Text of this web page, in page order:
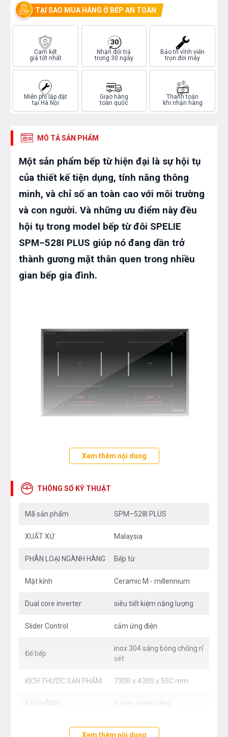
TẠI SAO MUA HÀNG Ở BẾP AN TOÀN
Cam kết
giá tốt nhất
Nhận đổi trả
trong 30 ngày
Bảo trì vĩnh viễn
trọn đời máy
Miễn phí lắp đặt
tại Hà Nội
Giao hàng
toàn quốc
Thanh toán
khi nhận hàng
MÔ TẢ SẢN PHẨM
Một sản phẩm bếp từ hiện đại là sự hội tụ
của thiết kế tiện dụng, tính năng thông
minh, và chỉ số an toàn cao với môi trường
và con người. Và những ưu điểm này đều
hội tụ trong model bếp từ đôi SPELIE
SPM–528I PLUS giúp nó đang dần trở
thành gương mặt thân quen trong nhiều
gian bếp gia đình.
Đặc tính bếp từ đôi Spelier SPM–528I
PLUS
Đế bếp làm bằng inox 304 sáng bóng chống rỉ sét
Mặt kính“Ceramic” M – millennium
xảo, bo viền nhôm cao cấp
“Dual core inverter”
Hệ thống điều khiển
“Slider Control”cảm ứng
Hai bảng điều khiển riêng biệt
04 chế độ nấu riêng biệt: đun nước sôi, rã đông,
Xem thêm nội dung
THÔNG SỐ KỸ THUẬT
Mã sản phẩm SPM–528I PLUS
XUẤT XỨ Malaysia
PHÂN LOẠI NGÀNH HÀNG Bếp từ
Mặt kính Ceramic M - millennium
Dual core inverter siêu tiết kiệm năng lượng
Slider Control cảm ứng điện
Đế bếp
inox 304 sáng bóng chống rỉ
sét
KÍCH THƯỚC SẢN PHẨM 730R x 430S x 55C mm
BẢO HÀNH 3 năm chính hãng
Xem thêm nội dung